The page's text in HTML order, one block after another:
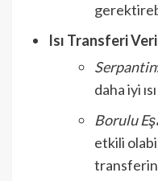
Isı Transferi
Serpantin
daha iyi
Borulu
etkili